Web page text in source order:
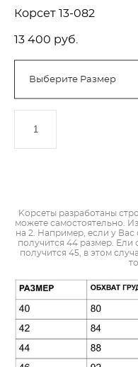
Корсет 13-082
13 400 pуб.
Выберите Размер
Kорсеты разработаны
можете самостоятельно.
на 2. Например, если у Вас
получится 44 размер. Ели
получится 45, в этом